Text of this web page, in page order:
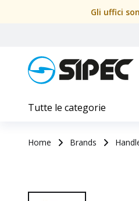
Gli uffici
Tutte le categorie
Home Brands